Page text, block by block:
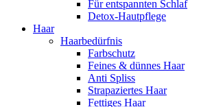
Für entspannten Schlaf
Detox-Hautpflege
Haar
Haarbedürfnis
Farbschutz
Feines & dünnes Haar
Anti Spliss
Strapaziertes Haar
Fettiges Haar